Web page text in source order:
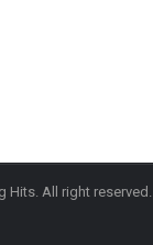
Hits. All right reserved.